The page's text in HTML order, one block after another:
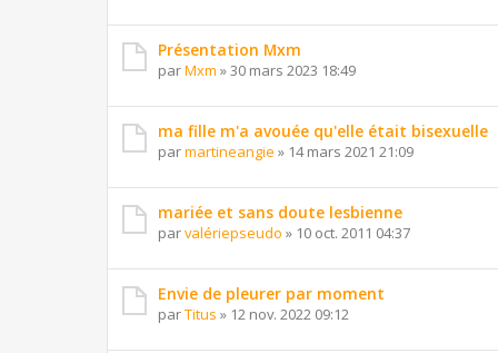
Présentation Mxm
parMxm »30 mars 2023 18:49
ma fille m'a avouée qu'elle était bisexuelle
parmartineangie » 14 mars 2021 21:09
mariée et sans doute lesbienne
parvalériepseudo » 10 oct. 2011 04:37
Envie de pleurer par moment
parTitus » 12 nov. 2022 09:12